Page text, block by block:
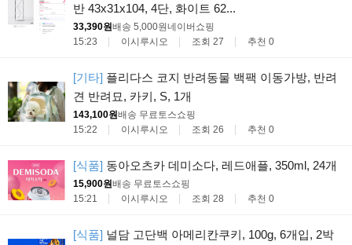
반 43x31x104, 4단, 화이트 62...
33,390원배송 5,000원네이버쇼핑
15:23
이시루시오 조회 27 추천 0
[기타] 플리다스 코지 반려동물 백팩 이동가방, 반려
견 반려묘, 카키, S, 1개
143,100원배송 무료토스쇼핑
15:22
이시루시오 조회 26 추천 0
[식품] 동아오츠카 데미소다, 레드애플, 350ml, 24개
15,900원배송 무료토스쇼핑
15:21
이시루시오 조회 28 추천 0
[식품] 널담 고단백 아메리칸쿠키, 100g, 6개입, 2박